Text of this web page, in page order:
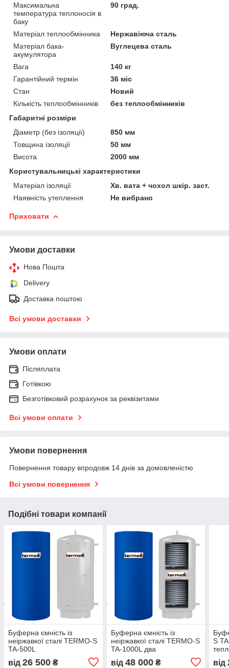
Максимальна
температура теплоносія в
баку
90 град.
Матеріал теплообмінника
Нержавіюча сталь
Матеріал бака-
акумулятора
Вуглецева сталь
Вага
140 кг
Гарантійний термін
36 міс
Стан
Новий
Кількість теплообмінників
без теплообмінників
Габаритні розміри
Діаметр (без ізоляції)
850 мм
Товщина ізоляції
50 мм
Висота
2000 мм
Користувальницькі характеристики
Матеріал ізоляції
Хв. вата + чохол шкір. заст.
Наявність утеплення
Не вибрано
Приховати
Умови доставки
Нова Пошта
Delivery
Доставка поштою
Всі умови доставки
Умови оплати
Післяплата
Готівкою
Безготівковий розрахунок за реквізитами
Всі умови оплати
Умови повернення
Повернення товару впродовж 14 днів за домовленістю
Всі умови повернення
Подібні товари компанії
Буферна ємність із
неіржавкої сталі TERMO-S
TA-500L
від 26 500 ₴
Буферна ємність із
неіржавкої сталі TERMO-S
TA-1000L два
від 48 000₴
S
від